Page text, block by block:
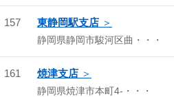
157 東静岡駅支店
静岡県静岡市駿河区曲・・・
161 焼津支店
静岡県焼津市本町4-・・・